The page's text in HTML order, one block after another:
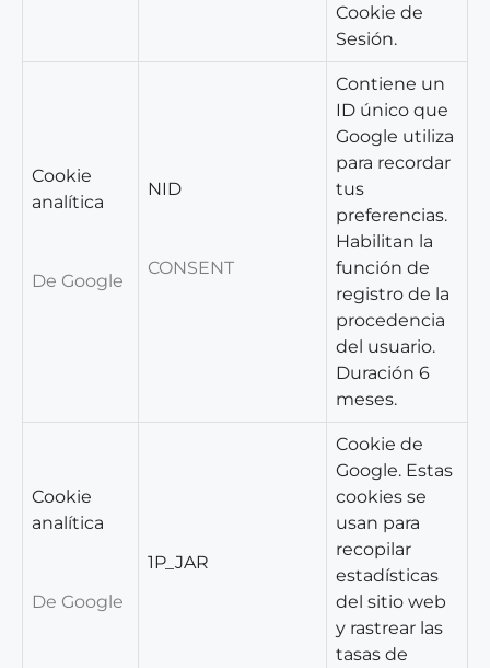
Cookie de
Sesión.
Cookie
analítica
De Google
NID
CONSENT
Contiene un
ID único que
Google utiliza
para recordar
tus
preferencias.
Habilitan la
función de
registro de la
procedencia
del usuario.
Duración 6
meses.
Cookie
analítica
De Google
1P_JAR
Cookie de
Google. Estas
cookies se
usan para
recopilar
estadísticas
del sitio web
y rastrear las
tasas de